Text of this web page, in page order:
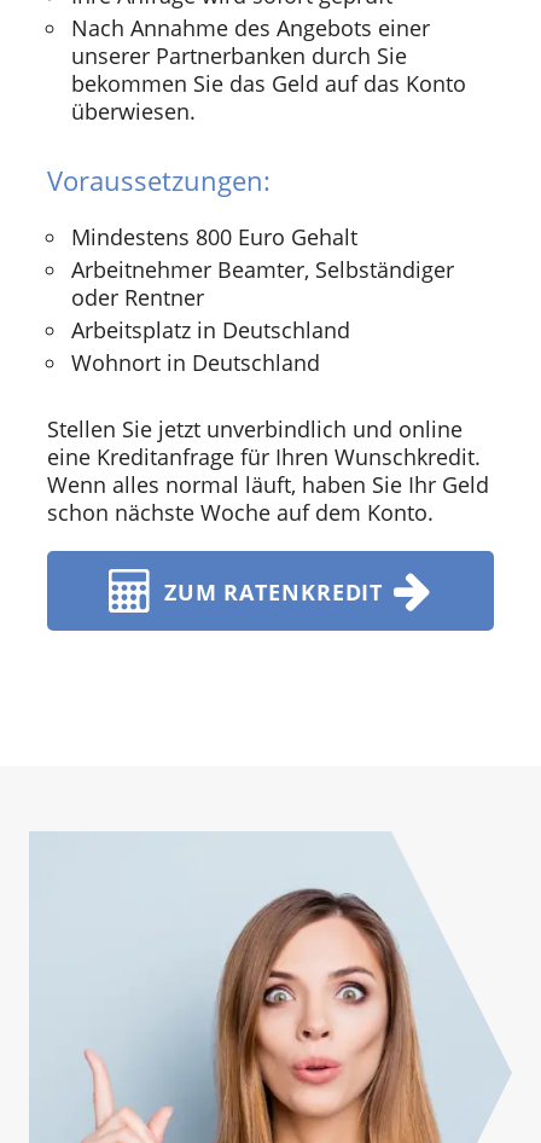
Nach Annahme des Angebots einer
unserer Partnerbanken durch Sie
bekommen Sie das Geld auf das Konto
überwiesen.
Voraussetzungen:
Mindestens 800 Euro Gehalt
Arbeitnehmer Beamter, Selbständiger
oder Rentner
Arbeitsplatz in Deutschland
Wohnort in Deutschland
Stellen Sie jetzt unverbindlich und online
eine Kreditanfrage für Ihren Wunschkredit.
Wenn alles normal läuft, haben Sie Ihr Geld
schon nächste Woche auf dem Konto.
ZUM RATENKREDIT